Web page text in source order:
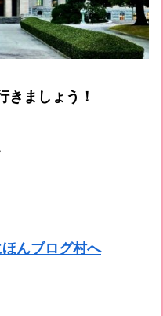
きましょう！